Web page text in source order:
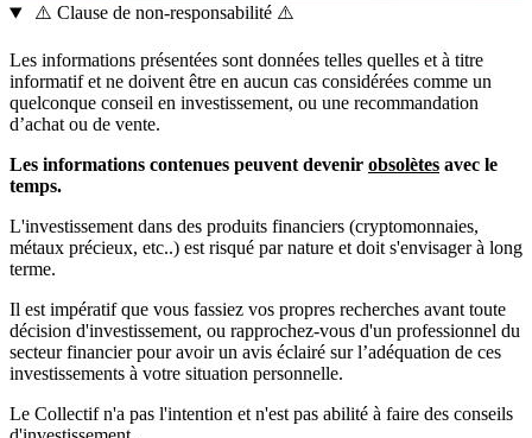
⚠️ Clause de non-responsabilité ⚠️
Les informations présentées sont données telles quelles et à titre
informatif et ne doivent être en aucun cas considérées comme un
quelconque conseil en investissement, ou une recommandation
d’achat ou de vente.
Les informations contenues peuvent devenir obsolètes avec le
temps.
L'investissement dans des produits financiers (cryptomonnaies,
métaux précieux, etc..) est risqué par nature et doit s'envisager à long
terme.
Il est impératif que vous fassiez vos propres recherches avant toute
décision d'investissement, ou rapprochez-vous d'un professionnel du
secteur financier pour avoir un avis éclairé sur l’adéquation de ces
investissements à votre situation personnelle.
Le Collectif n'a pas l'intention et n'est pas abilité à faire des conseils